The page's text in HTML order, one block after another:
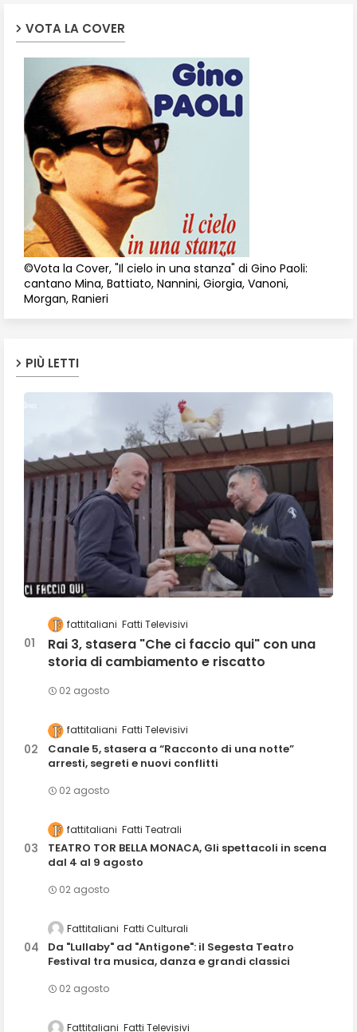
VOTA LA COVER
©Vota la Cover, "Il cielo in una stanza" di Gino Paoli:
cantano Mina, Battiato, Nannini, Giorgia, Vanoni,
Morgan, Ranieri
PIÙ LETTI
fattitaliani Fatti Televisivi
Rai 3, stasera "Che ci faccio qui" con una
storia di cambiamento e riscatto
02 agosto
fattitaliani Fatti Televisivi
Canale 5, stasera a “Racconto di una notte”
arresti, segreti e nuovi conflitti
02 agosto
fattitaliani Fatti Teatrali
TEATRO TOR BELLA MONACA, Gli spettacoli in scena
dal 4 al 9 agosto
02 agosto
Fattitaliani Fatti Culturali
Da "Lullaby" ad "Antigone": il Segesta Teatro
Festival tra musica, danza e grandi classici
02 agosto
Fattitaliani Fatti Televisivi